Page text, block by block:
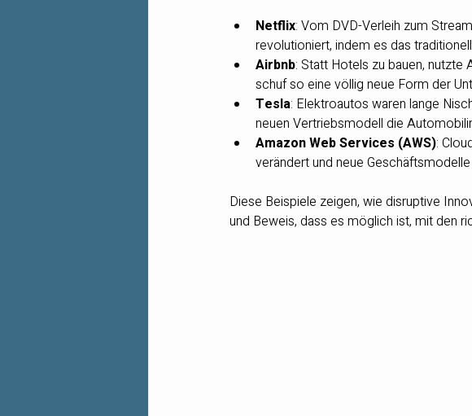
Netflix: Vom DVD-Verleih zum
revolutioniert, indem es das
Airbnb: Statt Hotels zu bauen,
schuf so eine völlig neue Form der
Tesla: Elektroautos waren lange
neuen Vertriebsmodell die
Amazon Web Services (AWS):
verändert und neue
Diese Beispiele zeigen, wie disruptive
und Beweis, dass es möglich ist, mit den